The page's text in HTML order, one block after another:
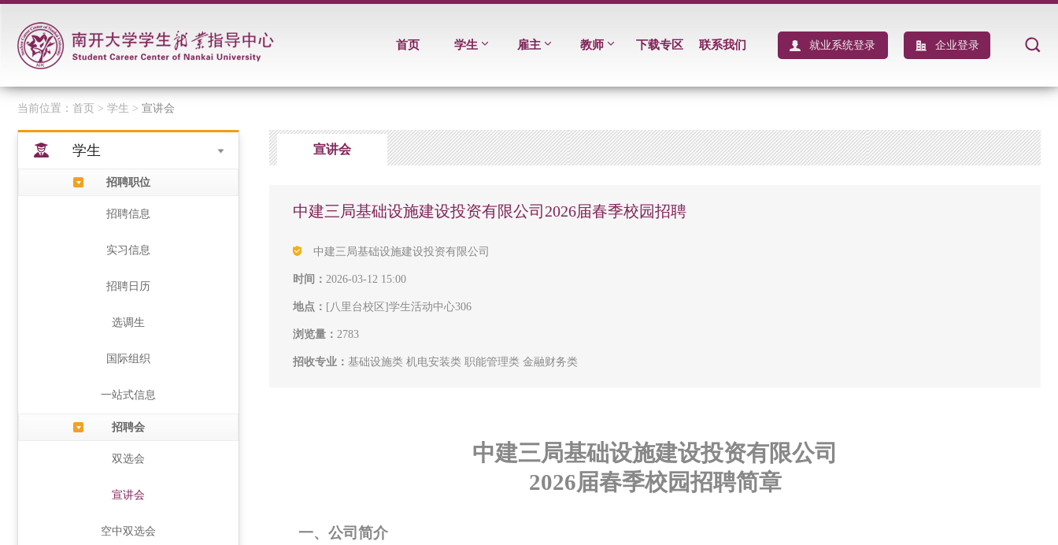
首页 学生 雇主 教师 下载专区 联系我们 就业系统登录 企业登录
当前位置： 首页 > 学生 > 宣讲会
学生
招聘职位
招聘信息
实习信息
招聘日历
选调生
国际组织
一站式信息
招聘会
双选会
宣讲会
空中双选会
宣讲会
中建三局基础设施建设投资有限公司2026届春季校园招聘
中建三局基础设施建设投资有限公司
时间： 2026-03-12 15:00
地点： [八里台校区]学生活动中心306
浏览量： 2783
招收专业： 基础设施类 机电安装类 职能管理类 金融财务类
中建三局基础设施建设投资有限公司
2026届春季校园招聘简章
一、公司简介